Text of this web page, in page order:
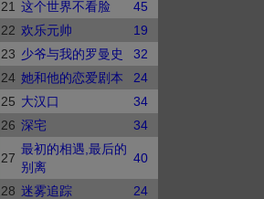
21 这个世界不看脸
45
22 欢乐元帅
19
23 少爷与我的罗曼史
32
24 她和他的恋爱剧本
24
25 大汉口
34
26 深宅 34
27
最初的相遇,最后的
别离
40
28 迷雾追踪
24